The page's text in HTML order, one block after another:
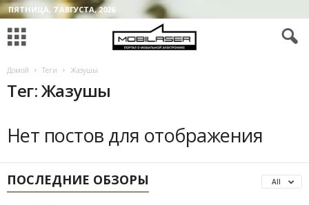
ПЯТНИЦА, 7 АВГУСТА, 2026
Домой Теги Жазушы
Тег: Жазушы
Нет постов для отображения
ПОСЛЕДНИЕ ОБЗОРЫ All